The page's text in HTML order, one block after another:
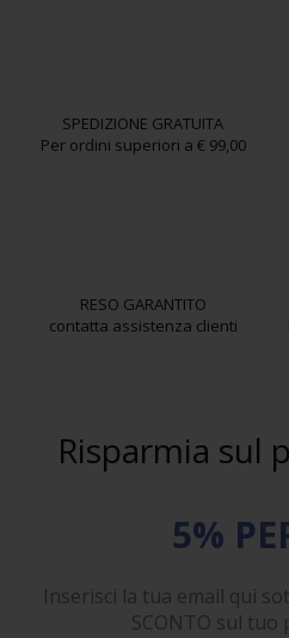
SPEDIZIONE GRATUITA
Per ordini superiori a € 99,00
RESO GARANTITO
contatta assistenza clienti
Risparmia sul
5%
Inserisci la tua email qui
SCONTO sul tuo